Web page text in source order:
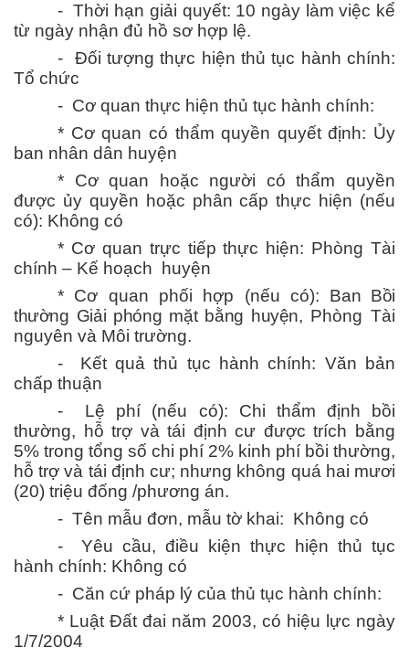
- Thời hạn giải quyết: 10 ngày làm việc kể
từ ngày nhận đủ hồ sơ hợp lệ.
- Đối tượng thực hiện thủ tục hành chính:
Tổ chức
- Cơ quan thực hiện thủ tục hành chính:
* Cơ quan có thẩm quyền quyết định: Ủy
ban nhân dân huyện
* Cơ quan hoặc người có thẩm quyền
được ủy quyền hoặc phân cấp thực hiện (nếu
có): Không có
* Cơ quan trực tiếp thực hiện: Phòng Tài
chính – Kế hoạch huyện
* Cơ quan phối hợp (nếu có): Ban Bồi
thường Giải phóng mặt bằng huyện, Phòng Tài
nguyên và Môi trường.
- Kết quả thủ tục hành chính: Văn bản
chấp thuận
- Lệ phí (nếu có): Chi thẩm định bồi
thường, hỗ trợ và tái định cư được trích bằng
5% trong tổng số chi phí 2% kinh phí bồi thường,
hỗ trợ và tái định cư; nhưng không quá hai mươi
(20) triệu đống /phương án.
- Tên mẫu đơn, mẫu tờ khai: Không có
- Yêu cầu, điều kiện thực hiện thủ tục
hành chính: Không có
- Căn cứ pháp lý của thủ tục hành chính:
* Luật Đất đai năm 2003, có hiệu lực ngày
1/7/2004